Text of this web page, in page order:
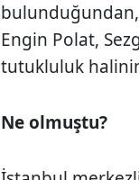
bulunduğundan,
Engin Polat,
tutukluluk
Ne olmuştu?